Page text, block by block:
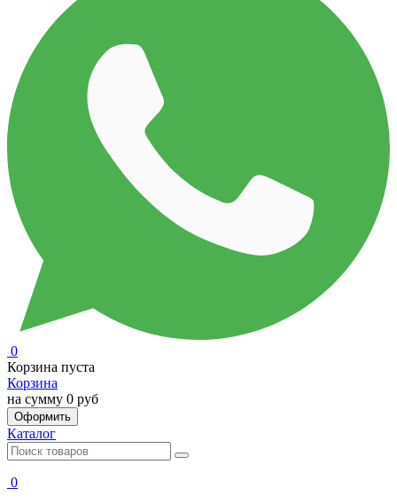
0
Корзина пуста
Корзина
на сумму 0 руб
Оформить
Каталог
0